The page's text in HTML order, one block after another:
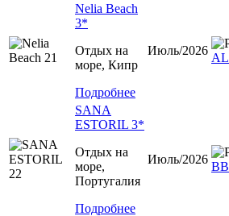
Nelia Beach
3*
Отдых на
море, Кипр
Подробнее
Июль/2026
AL
SANA
ESTORIL 3*
Отдых на
море,
Португалия
Подробнее
Июль/2026
ВВ